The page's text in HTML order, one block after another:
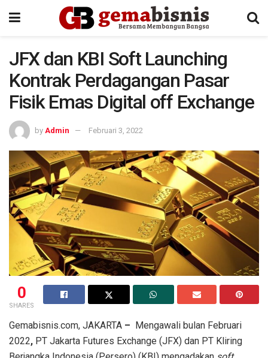
JFX dan KBI Soft Launching
Kontrak Perdagangan Pasar
Fisik Emas Digital off Exchange
by Admin Februari 3, 2022
0
SHARES
Gemabisnis.com, JAKARTA – Mengawali bulan Februari
2022, PT Jakarta Futures Exchange (JFX) dan PT Kliring